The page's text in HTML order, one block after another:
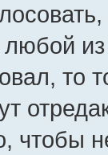
любой
то
чтобы